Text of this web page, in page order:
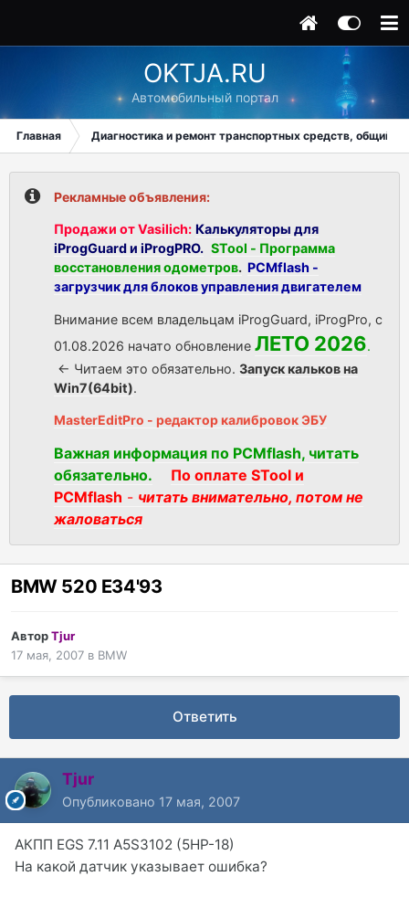
OKTJA.RU
Автомобильный портал
Главная Диагностика и ремонт транспортных средств, общий
Рекламные объявления:
Продажи от Vasilich: Калькуляторы для
iProgGuard и iProgPRO. STool - Программа
восстановления одометров. PCMflash -
загрузчик для блоков управления двигателем
Внимание всем владельцам iProgGuard, iProgPro, с
01.08.2026 начато обновление ЛЕТО 2026.
<- Читаем это обязательно. Запуск кальков на
Win7(64bit).
MasterEditPro - редактор калибровок ЭБУ
Важная информация по PCMflash, читать
обязательно.
По оплате STool и
PCMflash - читать внимательно, потом не
жаловаться
BMW 520 E34'93
АвторTjur
17 мая, 2007 в BMW
Ответить
Tjur
Опубликовано 17 мая, 2007
АКПП EGS 7.11 A5S3102 (5HP-18)
На какой датчик указывает ошибка?